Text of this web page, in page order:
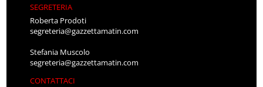
SEGRETERIA
Roberta Prodoti
segreteria@gazzettamatin.com
Stefania Muscolo
segreteria@gazzettamatin.com
CONTATTACI